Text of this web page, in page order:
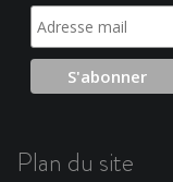
Plan du site